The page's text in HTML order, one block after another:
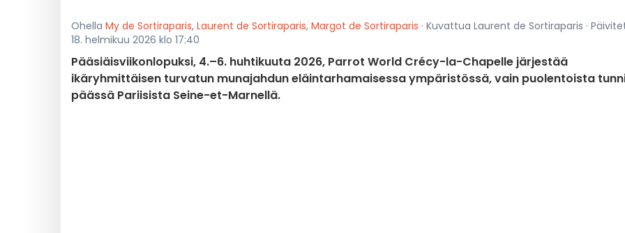
Ohella My de Sortiraparis, Laurent de Sortiraparis, Margot de Sortiraparis · Kuvattua Laurent de Sortiraparis ·
18. helmikuu 2026 klo 17:40
Pääsiäisviikonlopuksi, 4.–6. huhtikuuta 2026, Parrot World Crécy-la-Chapelle järjestää
ikäryhmittäisen turvatun munajahdun eläintarhamaisessa ympäristössä, vain puolentoista
päässä Pariisista Seine-et-Marnellä.